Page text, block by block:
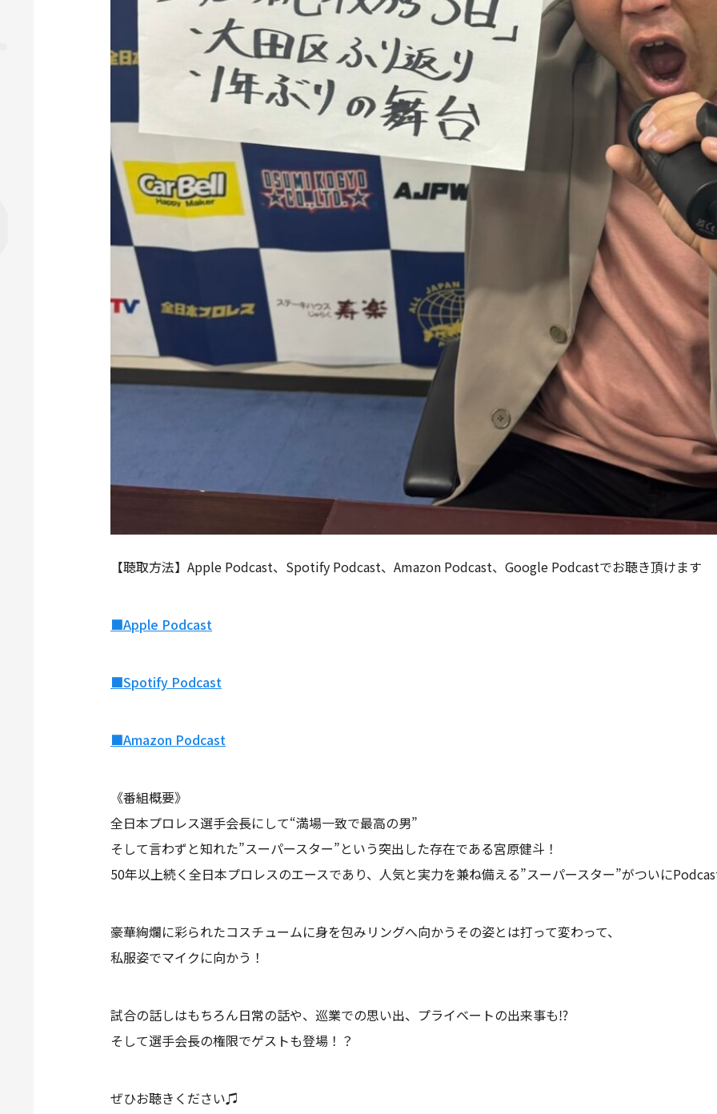
【聴取方法】Apple Podcast、Spotify Podcast、Amazon Podcast、Google Podcastでお聴き頂けます
■Apple Podcast
■Spotify Podcast
■Amazon Podcast
《番組概要》
全日本プロレス選手会長にして“満場一致で最高の男”
そして言わずと知れた”スーパースター”という突出した存在である宮原健斗！
50年以上続く全日本プロレスのエースであり、人気と実力を兼ね備える”スーパースター”がついに
豪華絢爛に彩られたコスチュームに身を包みリングへ向かうその姿とは打って変わって、
私服姿でマイクに向かう！
試合の話しはもちろん日常の話や、巡業での思い出、プライベートの出来事も⁉
そして選手会長の権限でゲストも登場！？
ぜひお聴きください♫